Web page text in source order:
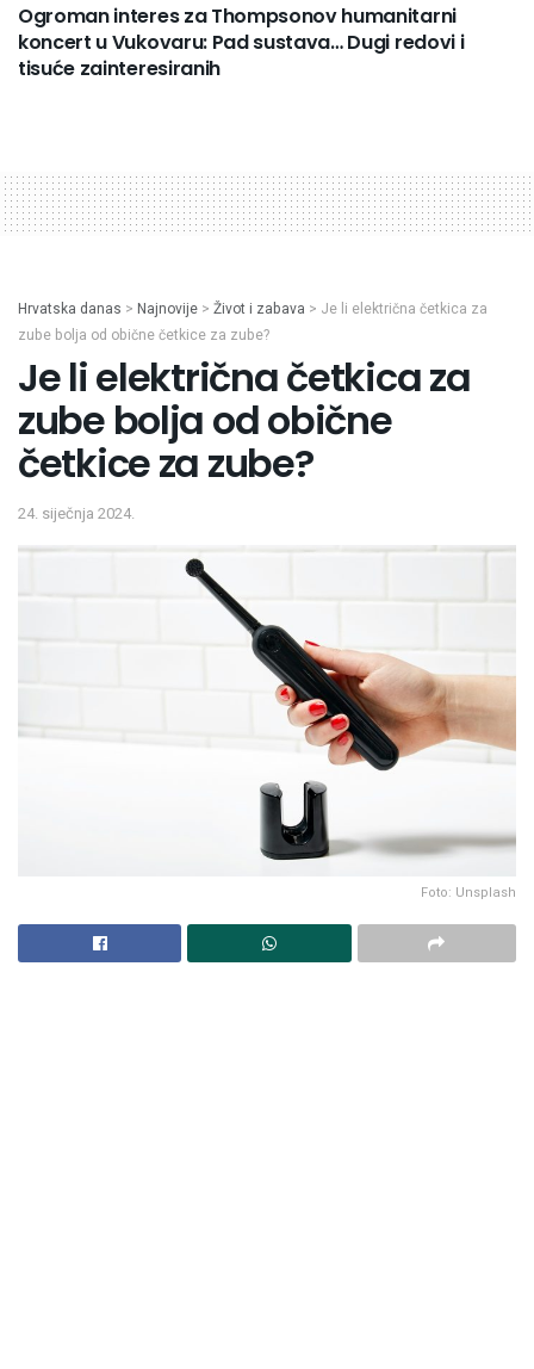
Ogroman interes za Thompsonov humanitarni
koncert u Vukovaru: Pad sustava… Dugi redovi i
tisuće zainteresiranih
Hrvatska danas > Najnovije > Život i zabava > Je li električna četkica za
zube bolja od obične četkice za zube?
Je li električna četkica za
zube bolja od obične
četkice za zube?
24. siječnja 2024.
Foto: Unsplash